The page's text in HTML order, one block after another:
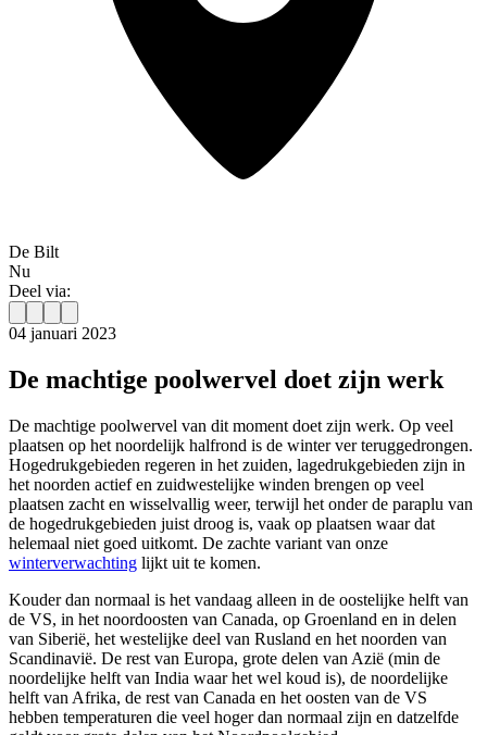
De Bilt
Nu
Deel via:
04 januari 2023
De machtige poolwervel doet zijn werk
De machtige poolwervel van dit moment doet zijn werk. Op veel
plaatsen op het noordelijk halfrond is de winter ver teruggedrongen.
Hogedrukgebieden regeren in het zuiden, lagedrukgebieden zijn in
het noorden actief en zuidwestelijke winden brengen op veel
plaatsen zacht en wisselvallig weer, terwijl het onder de paraplu van
de hogedrukgebieden juist droog is, vaak op plaatsen waar dat
helemaal niet goed uitkomt. De zachte variant van onze
winterverwachting lijkt uit te komen.
Kouder dan normaal is het vandaag alleen in de oostelijke helft van
de VS, in het noordoosten van Canada, op Groenland en in delen
van Siberië, het westelijke deel van Rusland en het noorden van
Scandinavië. De rest van Europa, grote delen van Azië (min de
noordelijke helft van India waar het wel koud is), de noordelijke
helft van Afrika, de rest van Canada en het oosten van de VS
hebben temperaturen die veel hoger dan normaal zijn en datzelfde